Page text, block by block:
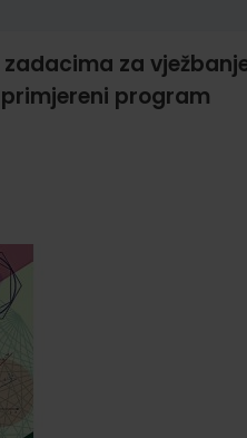
zadacima za
program